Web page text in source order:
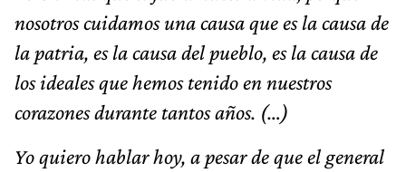
nosotros cuidamos una causa que es la causa de
la patria, es la causa del pueblo, es la causa de
los ideales que hemos tenido en nuestros
corazones durante tantos años. (…)
Yo quiero hablar hoy, a pesar de que el general